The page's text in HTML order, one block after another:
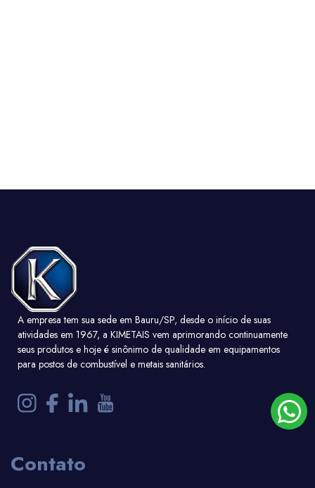
A empresa tem sua sede em Bauru/SP, desde o início de suas
atividades em 1967, a KIMETAIS vem aprimorando continuamente
seus produtos e hoje é sinônimo de qualidade em equipamentos
para postos de combustível e metais sanitários.
Contato